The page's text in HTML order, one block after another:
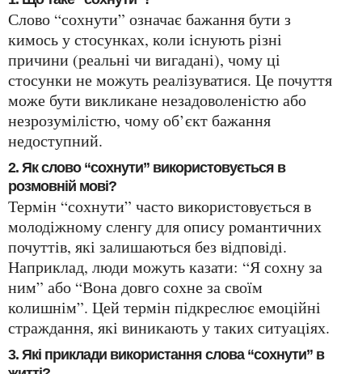
Слово “сохнути” означає бажання бути з
кимось у стосунках, коли існують різні
причини (реальні чи вигадані), чому ці
стосунки не можуть реалізуватися. Це почуття
може бути викликане незадоволеністю або
незрозумілістю, чому об’єкт бажання
недоступний.
2. Як слово “сохнути” використовується в
розмовній мові?
Термін “сохнути” часто використовується в
молодіжному сленгу для опису романтичних
почуттів, які залишаються без відповіді.
Наприклад, люди можуть казати: “Я сохну за
ним” або “Вона довго сохне за своїм
колишнім”. Цей термін підкреслює емоційні
страждання, які виникають у таких ситуаціях.
3. Які приклади використання слова “сохнути” в